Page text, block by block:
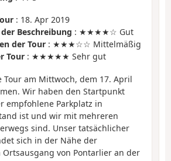
: 18. Apr 2019
Beschreibung : ★★★★☆ Gut
der Tour : ★★★☆☆ Mittelmäßig
Tour : ★★★★★ Sehr gut
Tour am Mittwoch, dem 17. April
Wir haben den Startpunkt
empfohlene Parkplatz in
ist und wir mit mehreren
sind. Unser tatsächlicher
sich in der Nähe der
von Pontarlier an der